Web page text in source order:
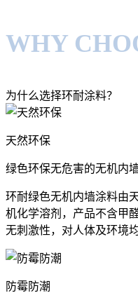
WHY
为什么选择环耐涂料？
天然环保
绿色环保无危害的无机内
环耐绿色无机内墙涂料由
机化学溶剂，产品不含甲
无刺激性，对人体及环境
防霉防潮